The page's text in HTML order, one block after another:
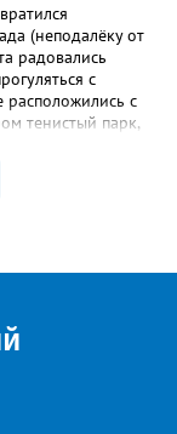
(неподалёку от
радовались
с
расположились с
тенистый парк,
и жители
глаз.
К. – Это не
в разы. Во время
просто
работу) – никто
машин